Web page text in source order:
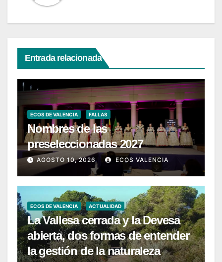
Entrada relacionada
ECOS DE VALENCIA FALLAS
Nombres de las
preseleccionadas 2027
AGOSTO 10, 2026 ECOS VALENCIA
ECOS DE VALENCIA ACTUALIDAD
La Vallesa cerrada y la Devesa
abierta, dos formas de entender
la gestión de la naturaleza